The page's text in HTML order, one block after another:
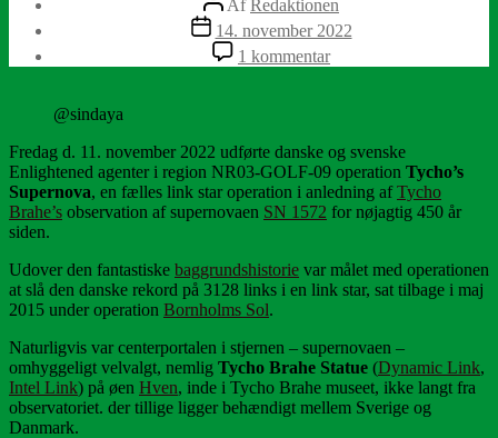
AfRedaktionen
Indlægsdato
14. november 2022
1 kommentartil
Tycho’s
@sindaya
Fredag d. 11. november 2022 udførte danske og svenske
Enlightened agenter i region NR03-GOLF-09 operation Tycho’s
Supernova, en fælles link star operation i anledning afTycho
Brahe’s observation af supernovaen SN 1572 for nøjagtig 450 år
siden.
Udover den fantastiske baggrunds­historie var målet med operationen
at slå den danske rekord på 3128 links i en link star, sat tilbage i maj
2015 under operation Bornholms Sol.
Naturligvis var centerportalen i stjernen – supernovaen –
omhyggeligt velvalgt, nemlig Tycho Brahe Statue (Dynamic Link,
Intel Link) på øen Hven, inde i Tycho Brahe museet, ikke langt fra
observatoriet. der tillige ligger behændigt mellem Sverige og
Danmark.